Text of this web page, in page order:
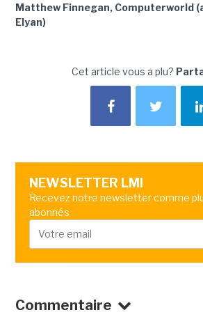
Matthew Finnegan, Computerworld
Elyan)
Cet article vous a plu?
NEWSLETTER LMI
Recevez notre newsletter comme
abonnés
Commentaire